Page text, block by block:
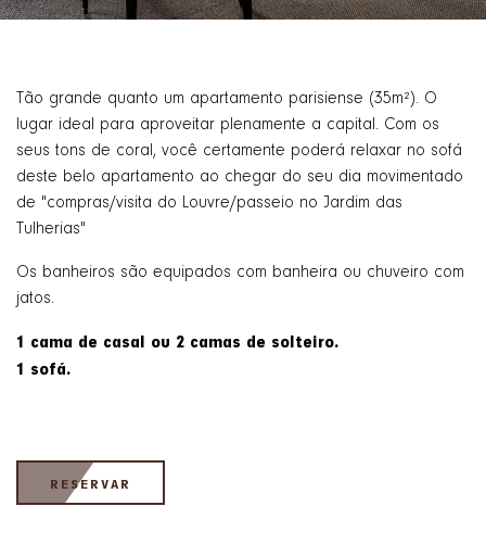
Tão grande quanto um apartamento parisiense (35m²). O
lugar ideal para aproveitar plenamente a capital. Com os
seus tons de coral, você certamente poderá relaxar no sofá
deste belo apartamento ao chegar do seu dia movimentado
de "compras/visita do Louvre/passeio no Jardim das
Tulherias"
Os banheiros são equipados com banheira ou chuveiro com
jatos.
1 cama de casal ou 2 camas de solteiro.
1 sofá.​
RESERVAR